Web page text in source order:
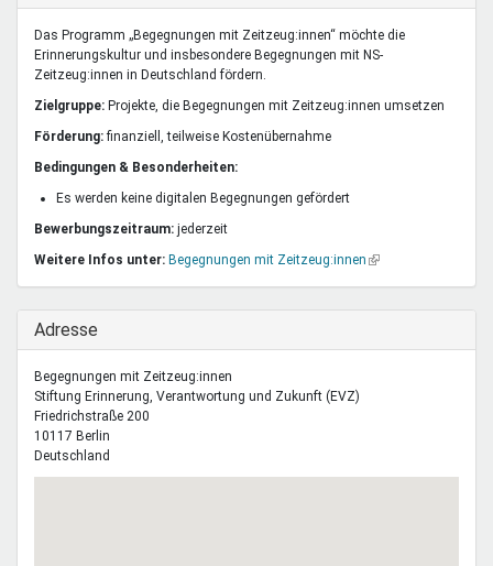
Schule & Beruf
Demokratie & Beteiligung
Das Programm „Begegnungen mit Zeitzeug:innen“ möchte die
Erinnerungskultur und insbesondere Begegnungen mit NS-
Zeitzeug:innen in Deutschland fördern.
Zielgruppe: Projekte, die Begegnungen mit Zeitzeug:innen umsetzen
Förderung:finanziell, teilweise Kostenübernahme
Bedingungen & Besonderheiten:
Es werden keine digitalen Begegnungen gefördert
Bewerbungszeitraum: jederzeit
Weitere Infos unter: Begegnungen mit Zeitzeug:innen (Link
Ausblenden
Adresse
Begegnungen mit Zeitzeug:innen
Stiftung Erinnerung, Verantwortung und Zukunft (EVZ)
Friedrichstraße 200
10117 Berlin
Deutschland